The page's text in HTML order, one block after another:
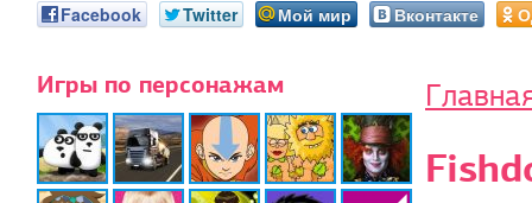
Facebook Twitter Мой мир Вконтакте
Игры по персонажам